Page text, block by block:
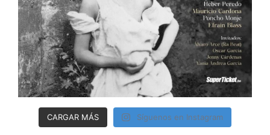
CARGAR MÁS Síguenos en Instagram